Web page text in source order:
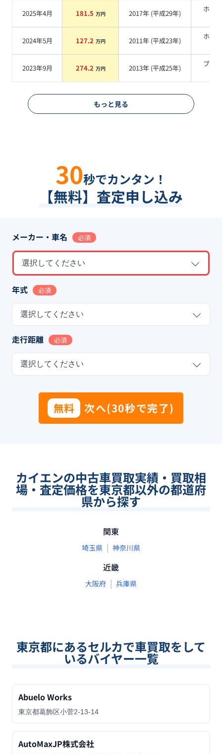
2025年4月 181.5 万円 2017年 (平成29年)
ホワ
2024年5月 127.2 万円 2011年 (平成23年)
ホワ
2023年9月 274.2 万円 2013年 (平成25年)
ブラ
もっと見る
30秒でカンタン！
【無料】査定申し込み
メーカー・車名 必須
選択してください
年式 必須
選択してください
走行距離 必須
選択してください
無料 次へ(30秒で完了)
カイエンの中古車買取実績・買取相
場・査定価格を東京都以外の都道府
県から探す
関東
埼玉県 | 神奈川県
近畿
大阪府 | 兵庫県
東京都にあるセルカで車買取をして
いるバイヤー一覧
Abuelo Works
東京都葛飾区小菅2-13-14
AutoMaxJP株式会社